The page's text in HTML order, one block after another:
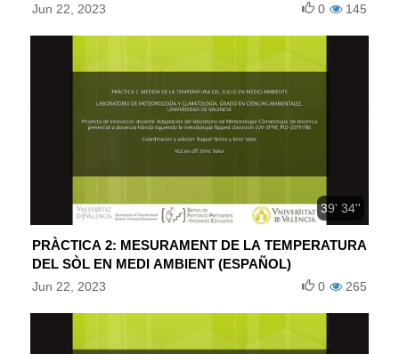
Jun 22, 2023 145
0
39' 34''
PRÀCTICA 2: MESURAMENT DE LA TEMPERATURA
DEL SÒL EN MEDI AMBIENT (ESPAÑOL)
Jun 22, 2023 265
0